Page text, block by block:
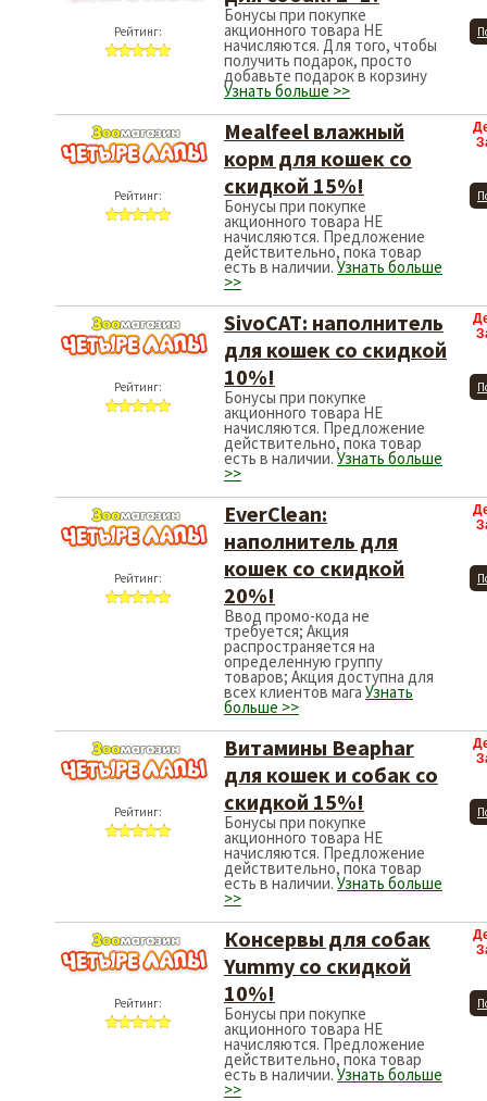
Рейтинг:
Бонусы при покупке
акционного товара НЕ
начисляются. Для того, чтобы
получить подарок, просто
добавьте подарок в корзину
Узнать больше >>
Рейтинг:
Mealfeel влажный
корм для кошек со
скидкой 15%!
Бонусы при покупке
акционного товара НЕ
начисляются. Предложение
действительно, пока товар
есть в наличии.Узнать больше
>>
Рейтинг:
SivoCAT: наполнитель
для кошек со скидкой
10%!
Бонусы при покупке
акционного товара НЕ
начисляются. Предложение
действительно, пока товар
есть в наличии.Узнать больше
>>
Рейтинг:
EverClean:
наполнитель для
кошек со скидкой
20%!
Ввод промо-кода не
требуется; Акция
распространяется на
определенную группу
товаров; Акция доступна для
всех клиентов мага Узнать
больше >>
Рейтинг:
Витамины Beaphar
для кошек и собак со
скидкой 15%!
Бонусы при покупке
акционного товара НЕ
начисляются. Предложение
действительно, пока товар
есть в наличии.Узнать больше
>>
Рейтинг:
Консервы для собак
Yummy со скидкой
10%!
Бонусы при покупке
акционного товара НЕ
начисляются. Предложение
действительно, пока товар
есть в наличии.Узнать больше
>>